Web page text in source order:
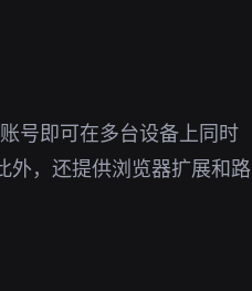
号即可在多台设备上同时
外，还提供浏览器扩展和路